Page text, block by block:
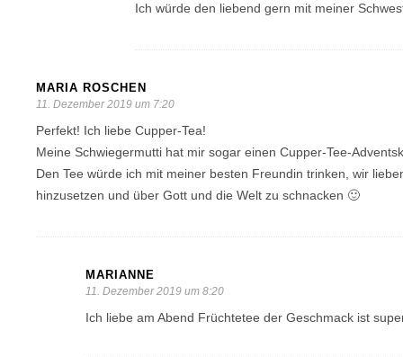
Ich würde den liebend gern mit meiner
MARIA ROSCHEN
11. Dezember 2019 um 7:20
Perfekt! Ich liebe Cupper-Tea!
Meine Schwiegermutti hat mir sogar einen Cupper-Tee-
Den Tee würde ich mit meiner besten Freundin trinken, wir
hinzusetzen und über Gott und die Welt zu schnacken 🙂
MARIANNE
11. Dezember 2019 um 8:20
Ich liebe am Abend Früchtetee der Geschmack ist